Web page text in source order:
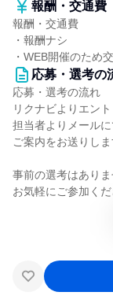
報酬・交通費
報酬・交通費
・報酬ナシ
・WEB開催のため
応募・選考の
応募・選考の流れ
リクナビよりエン
担当者よりメール
ご案内をお送りしま
事前の選考はありま
お気軽にご参加くだ